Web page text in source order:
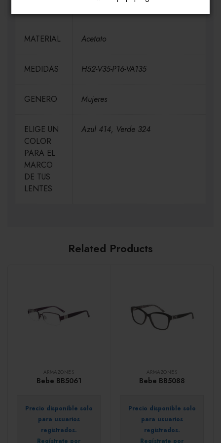
MATERIAL Acetato
MEDIDAS H52-V35-P16-VA135
GENERO Mujeres
ELIGE UN
COLOR
PARA EL
MARCO
DE TUS
LENTES
Azul 414, Verde 324
Related Products
ARMAZONES
Bebe BB5061
Precio disponible solo
para usuarios
registrados.
Regístrate por
ARMAZONES
Bebe BB5088
Precio disponible solo
para usuarios
registrados.
Regístrate por